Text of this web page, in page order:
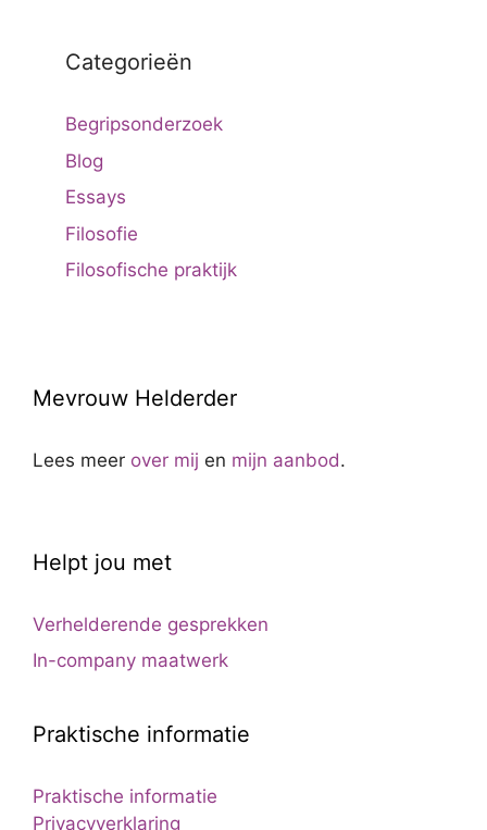
Categorieën
Begripsonderzoek
Blog
Essays
Filosofie
Filosofische praktijk
Mevrouw Helderder
Lees meer over mij en mijn aanbod.
Helpt jou met
Verhelderende gesprekken
In-company maatwerk
Praktische informatie
Praktische informatie
Privacyverklaring